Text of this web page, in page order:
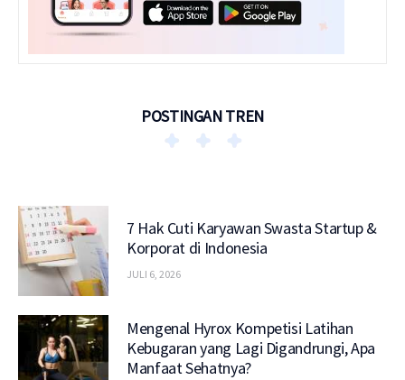
POSTINGAN TREN
7 Hak Cuti Karyawan Swasta Startup &
Korporat di Indonesia
JULI 6, 2026
Mengenal Hyrox Kompetisi Latihan
Kebugaran yang Lagi Digandrungi, Apa
Manfaat Sehatnya?